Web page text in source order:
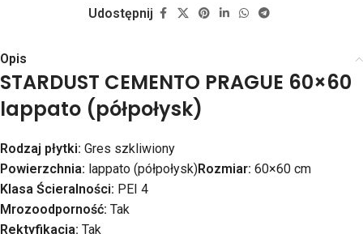
Udostępnij
Opis
STARDUST CEMENTO PRAGUE 60×60
lappato (półpołysk)
Rodzaj płytki: Gres szkliwiony
Powierzchnia: lappato (półpołysk)Rozmiar: 60×60 cm
Klasa Ścieralności: PEI 4
Mrozoodporność: Tak
Rektyfikacja: Tak